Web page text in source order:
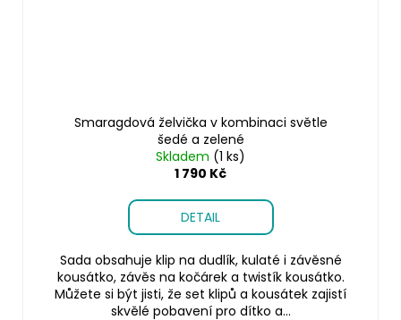
Smaragdová želvička v kombinaci světle
šedé a zelené
Skladem (1 ks)
1 790 Kč
DETAIL
Sada obsahuje klip na dudlík, kulaté i závěsné
kousátko, závěs na kočárek a twistík kousátko.
Můžete si být jisti, že set klipů a kousátek zajistí
skvělé pobavení pro dítko a...